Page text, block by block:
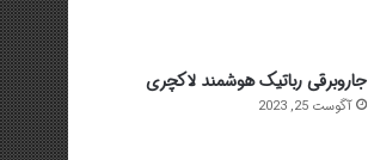
جاروبرقی رباتیک هوشمند لاکچری
آگوست 25, 2023